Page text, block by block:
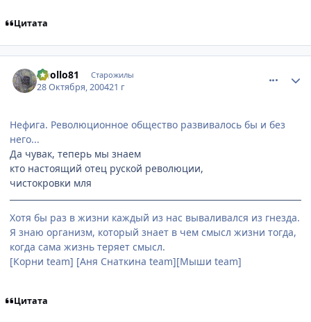
Цитата
Apollo81 Старожилы
28 Октября, 200421 г
Нефига. Революционное общество развивалось бы и без
него...
Да чувак, теперь мы знаем
кто настоящий отец руской революции,
чистокровки мля
Хотя бы раз в жизни каждый из нас вываливался из гнезда.
Я знаю организм, который знает в чем смысл жизни тогда,
когда сама жизнь теряет смысл.
[Корни team] [Аня Снаткина team][Мыши team]
Цитата